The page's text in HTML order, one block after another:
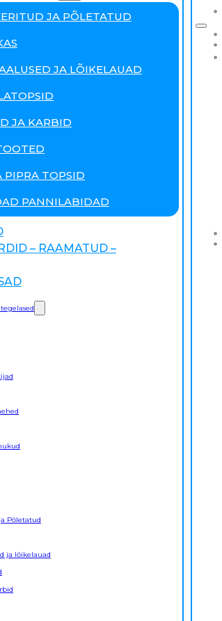
JA PÕLETATUD
JA LÕIKELAUAD
JA KARBID
PIPRA TOPSID
PANNILABIDAD
– RAAMATUD –
Põletatud
ja lõikelauad